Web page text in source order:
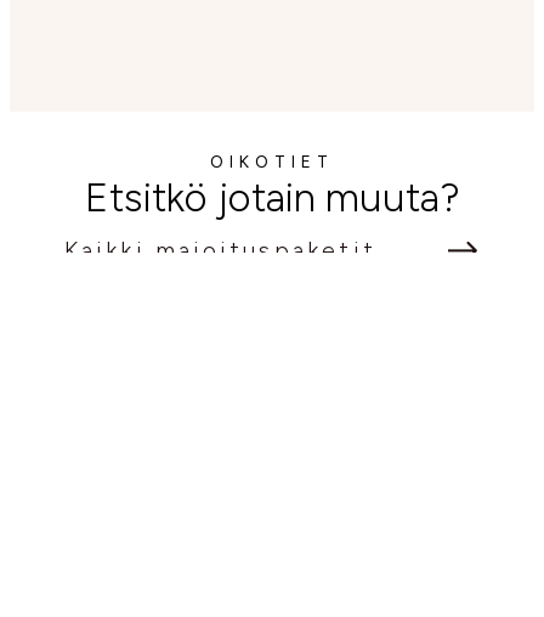
OIKOTIET
Etsitkö jotain muuta?
Kaikki majoituspaketit